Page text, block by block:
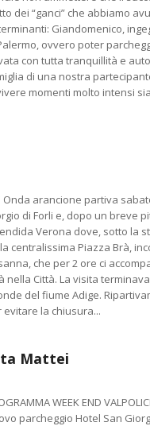
dei “ganci” che abbiamo
Giandomenico,
ovvero poter
con tutta tranquillità e
di una nostra
momenti molto intensi
Onda arancione partiva
di Forli e, dopo un breve
Verona dove, sotto la
centralissima Piazza Brà,
che per 2 ore ci
nella Città. La visita
del fiume Adige.
evitare la chiusura...
Mattei
WEEK END
parcheggio Hotel San